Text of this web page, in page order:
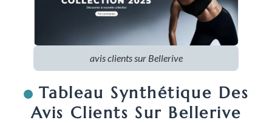
avis clients sur Bellerive
Tableau Synthétique Des
Avis Clients Sur Bellerive